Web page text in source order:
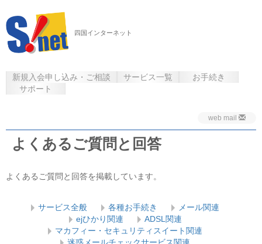
四国インターネット
新規入会申し込み・ご相談 サービス一覧
お手続き
サポート
web mail
よくあるご質問と回答
よくあるご質問と回答を掲載しています。
サービス全般 各種お手続き
メール関連
ejひかり関連
ADSL関連
マカフィー・セキュリティスイート関連